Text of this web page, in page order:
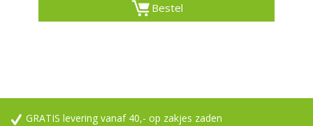
Bestel
GRATIS levering vanaf 40,- op zakjes zaden